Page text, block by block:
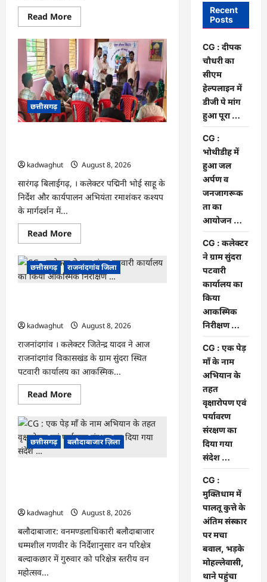
Read MoreRead
more
CG
:
दीपक
चौधरी
का
सीएम
हेल्पलाइन
में
डीजी
पे
मांग
छत्तीसगढ़
kadwaghut
August 8, 2026
सारंगढ़ बिलाईगढ़, । कलेक्टर पद्मिनी भोई साहू के
निर्देश और कार्यपालन अभियंता रमाशंकर कश्यप
के मार्गदर्शन में...
Read MoreRead
more
CG
:
भोथीडीह
में
जनजागरूकता
आयोजन
…
छत्तीसगढ़ राजनांदगांव जिला
kadwaghut
August 8, 2026
राजनांदगांव । कलेक्टर जितेन्द्र यादव ने आज
राजनांदगांव विकासखंड के ग्राम सुंदरा स्थित
पटवारी कार्यालय का आकस्मिक...
Read MoreRead
more
CG
:
कलेक्टर
ने
ग्राम
निरीक्षण
…
छत्तीसगढ़ बलौदाबाजार ज़िला
kadwaghut
August 8, 2026
बलौदाबाजार: वनमण्डलाधिकारी बलौदाबाजार
धम्मशील गणवीर के निर्देशानुसार वन परिक्षेत्र
बल्दाकछार में गुरुवार को परिक्षेत्र स्तरीय वन
महोत्सव...
Recent
Posts
CG : दीपक
चौधरी का
सीएम
हेल्पलाइन में
डीजी पे मांग
हुआ पूरा …
CG :
भोथीडीह में
हुआ जल
अर्पण व
जनजागरूक
ता का
आयोजन …
CG : कलेक्टर
ने ग्राम सुंदरा
पटवारी
कार्यालय का
किया
आकस्मिक
निरीक्षण …
CG : एक पेड़
माँ के नाम
अभियान के
तहत
वृक्षारोपण एवं
पर्यावरण
संरक्षण का
दिया गया
संदेश …
CG :
मुक्तिधाम में
पालतू कुत्ते के
अंतिम संस्कार
पर मचा
बवाल, भड़के
मोहल्लेवासी,
थाने पहुंचा